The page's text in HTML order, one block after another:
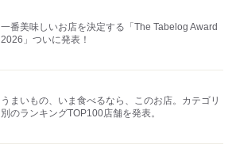
一番美味しいお店を決定する「The Tabelog Award
2026」ついに発表！
うまいもの、いま食べるなら、このお店。カテゴリ
別のランキングTOP100店舗を発表。